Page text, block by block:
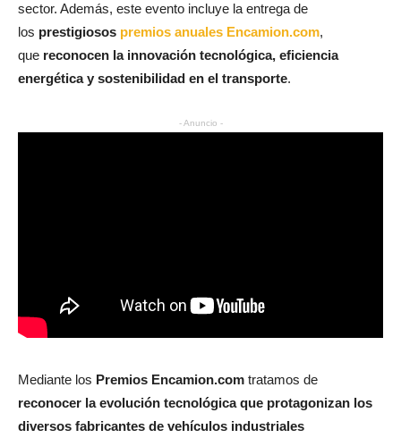
sector. Además, este evento incluye la entrega de
los prestigiosos premios anuales Encamion.com,
que reconocen la innovación tecnológica, eficiencia
energética y sostenibilidad en el transporte.
- Anuncio -
Mediante los Premios Encamion.com tratamos de
reconocer la evolución tecnológica que protagonizan los
diversos fabricantes de vehículos industriales